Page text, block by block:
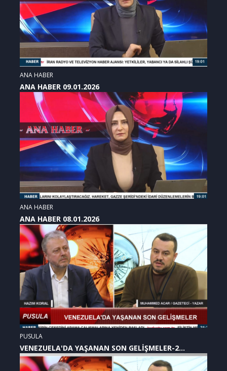
ANA HABER
ANA HABER 09.01.2026
ANA HABER
ANA HABER 08.01.2026
PUSULA
VENEZUELA'DA YAŞANAN SON GELİŞMELER-2
(07.01.2026)